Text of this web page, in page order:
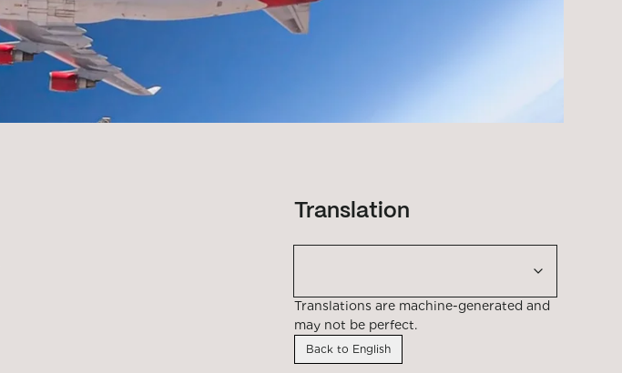
Translation
Translations are machine-generated and
may not be perfect.
Back to English